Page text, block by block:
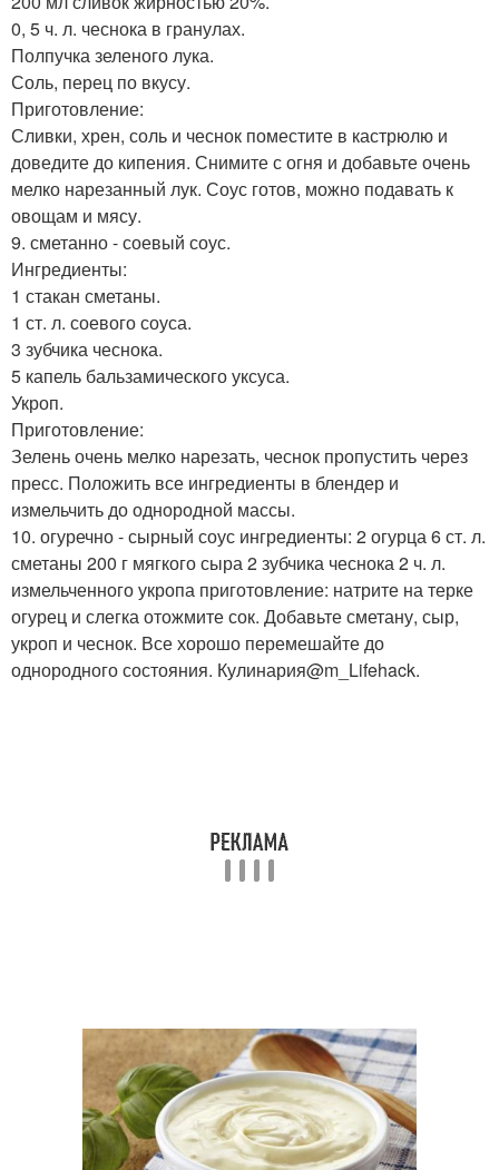
0, 5 ч. л. чеснока в гранулах.
Полпучка зеленого лука.
Соль, перец по вкусу.
Приготовление:
Сливки, хрен, соль и чеснок поместите в кастрюлю и
доведите до кипения. Снимите с огня и добавьте очень
мелко нарезанный лук. Соус готов, можно подавать к
овощам и мясу.
9. сметанно - соевый соус.
Ингредиенты:
1 стакан сметаны.
1 ст. л. соевого соуса.
3 зубчика чеснока.
5 капель бальзамического уксуса.
Укроп.
Приготовление:
Зелень очень мелко нарезать, чеснок пропустить через
пресс. Положить все ингредиенты в блендер и
измельчить до однородной массы.
10. огуречно - сырный соус ингредиенты: 2 огурца 6 ст. л.
сметаны 200 г мягкого сыра 2 зубчика чеснока 2 ч. л.
измельченного укропа приготовление: натрите на терке
огурец и слегка отожмите сок. Добавьте сметану, сыр,
укроп и чеснок. Все хорошо перемешайте до
однородного состояния. Кулинария@m_Lifehack.